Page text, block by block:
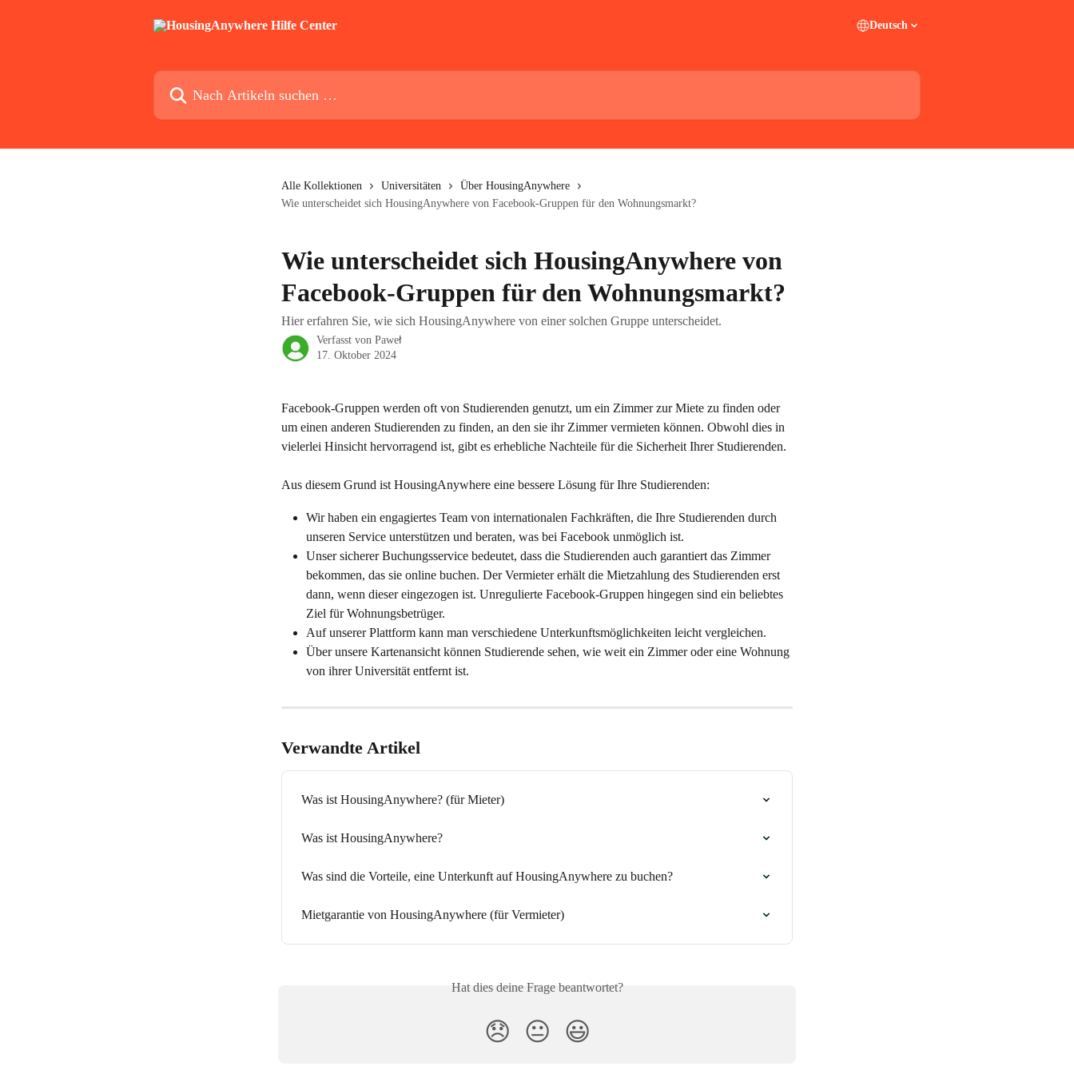
Deutsch
Nach Artikeln suchen …
Alle Kollektionen Universitäten
Über HousingAnywhere
Wie unterscheidet sich HousingAnywhere von Facebook-Gruppen für den Wohnungsmarkt?
Wie unterscheidet sich HousingAnywhere von
Facebook-Gruppen für den Wohnungsmarkt?
Hier erfahren Sie, wie sich HousingAnywhere von einer solchen Gruppe unterscheidet.
Verfasst von Paweł
17. Oktober 2024
Facebook-Gruppen werden oft von Studierenden genutzt, um ein Zimmer zur Miete zu finden oder
um einen anderen Studierenden zu finden, an den sie ihr Zimmer vermieten können. Obwohl dies in
vielerlei Hinsicht hervorragend ist, gibt es erhebliche Nachteile für die Sicherheit Ihrer Studierenden.
Aus diesem Grund ist HousingAnywhere eine bessere Lösung für Ihre Studierenden:
Wir haben ein engagiertes Team von internationalen Fachkräften, die Ihre Studierenden durch
unseren Service unterstützen und beraten, was bei Facebook unmöglich ist.
Unser sicherer Buchungsservice bedeutet, dass die Studierenden auch garantiert das Zimmer
bekommen, das sie online buchen. Der Vermieter erhält die Mietzahlung des Studierenden erst
dann, wenn dieser eingezogen ist. Unregulierte Facebook-Gruppen hingegen sind ein beliebtes
Ziel für Wohnungsbetrüger.
Auf unserer Plattform kann man verschiedene Unterkunftsmöglichkeiten leicht vergleichen.
Über unsere Kartenansicht können Studierende sehen, wie weit ein Zimmer oder eine Wohnung
von ihrer Universität entfernt ist.
Verwandte Artikel
Was ist HousingAnywhere? (für Mieter)
Was ist HousingAnywhere?
Was sind die Vorteile, eine Unterkunft auf HousingAnywhere zu buchen?
Mietgarantie von HousingAnywhere (für Vermieter)
Hat dies deine Frage beantwortet?
😞 😐 😃